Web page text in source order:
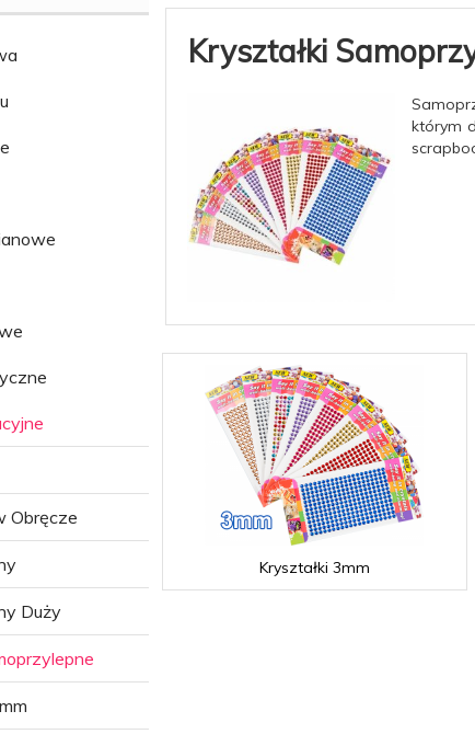
Obręcze
Duży
Kryształki
którym
Kryształki 3mm